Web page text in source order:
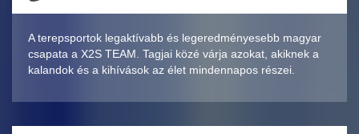
A terepsportok legaktívabb és legeredményesebb magyar
csapata a X2S TEAM. Tagjai közé várja azokat, akiknek a
kalandok és a kihívások az élet mindennapos részei.